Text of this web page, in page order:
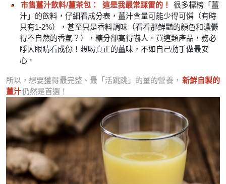
市售薑汁飲料/薑茶包：
這是我最常踩雷的！
很多標榜「薑
汁」的飲料，仔細看成分表，薑汁含量可能少得可憐（有時
只有1-2%），甚至只是香料調味（看看那鮮豔的顏色和濃鬱
得不自然的香氣？），糖分卻高得嚇人。買這類產品，務必
睜大眼睛看成份！想喝真正的薑味，不如自己動手做最安
心。
所以，想要獲得最完整、最「活跳跳」的薑的營養， 新鮮自製的
薑汁仍然是首選！